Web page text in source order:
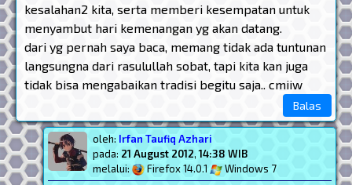
kesalahan2 kita, serta memberi kesempatan untuk
menyambut hari kemenangan yg akan datang.
dari yg pernah saya baca, memang tidak ada tuntunan
langsungna dari rasulullah sobat, tapi kita kan juga
tidak bisa mengabaikan tradisi begitu saja.. cmiiw
Balas
oleh: Irfan Taufiq Azhari
pada: 21 August 2012,14:38 WIB
melalui:
Firefox 14.0.1 Windows 7